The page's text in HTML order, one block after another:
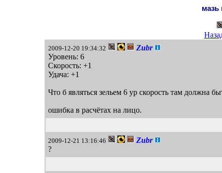
мазь
2009-12-20 19:34:32
Zubr
Уровень: 6
Скорость: +1
Удача: +1
Что б являться зельем 6 ур скорость там должна
ошибка в расчётах на лицо.
2009-12-21 13:16:46
Zubr
?